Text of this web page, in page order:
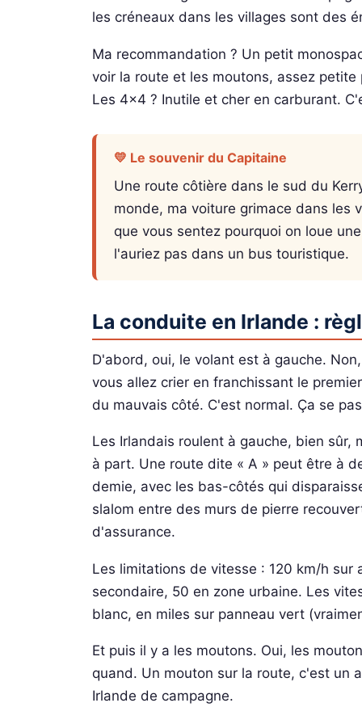
les créneaux dans les villages sont des
Ma recommandation ? Un petit
voir la route et les moutons, assez
Les 4×4 ? Inutile et cher en carburant.
💛 Le souvenir du Capitaine
Une route côtière dans le sud du
monde, ma voiture grimace dans les
que vous sentez pourquoi on loue
l'auriez pas dans un bus touristique.
La conduite en Irlande :
D'abord, oui, le volant est à gauche.
vous allez crier en franchissant le
du mauvais côté. C'est normal. Ça se
Les Irlandais roulent à gauche, bien sûr,
à part. Une route dite « A » peut être à
demie, avec les bas-côtés qui
slalom entre des murs de pierre
d'assurance.
Les limitations de vitesse : 120 km/h
secondaire, 50 en zone urbaine. Les
blanc, en miles sur panneau vert
Et puis il y a les moutons. Oui, les
quand. Un mouton sur la route, c'est un
Irlande de campagne.